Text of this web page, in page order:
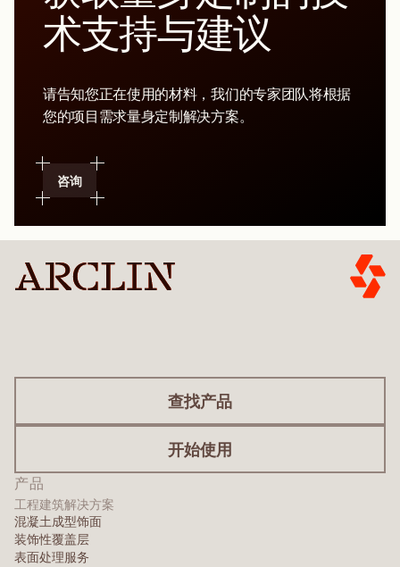
术支持与建议
请告知您正在使用的材料，我们的专家团队将根据
您的项目需求量身定制解决方案。
咨询
产品
工程建筑解决方案
混凝土成型饰面
装饰性覆盖层
表面处理服务
查找产品
开始使用